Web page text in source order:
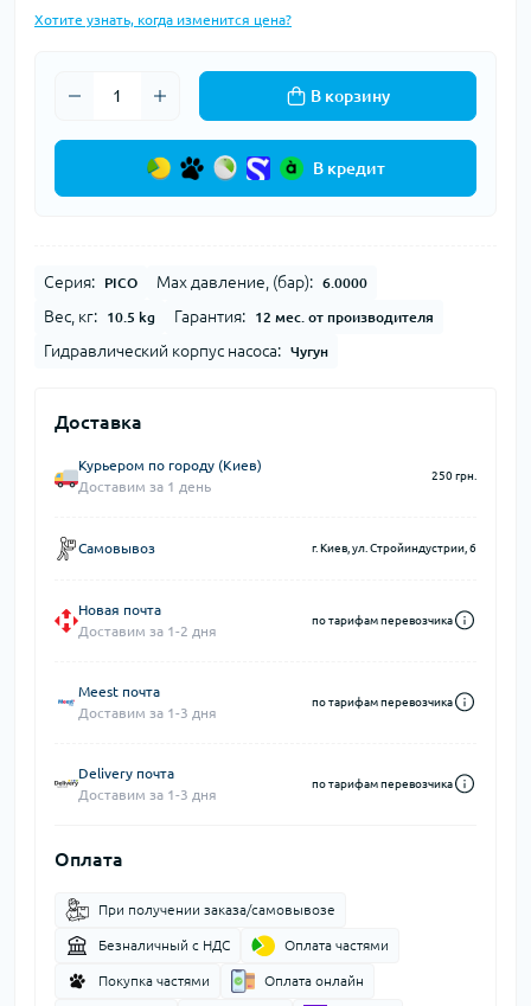
Хотите узнать, когда изменится цена?
В корзину
В кредит
Серия: PICO Max давление, (бар): 6.0000
Вес, кг: 10.5 kg Гарантия: 12 мес. от производителя
Гидравлический корпус насоса: Чугун
Доставка
Курьером по городу (Киев)
Доставим за 1 день
250 грн.
Самовывоз г. Киев, ул. Стройиндустрии, 6
Новая почта
Доставим за 1-2 дня
по тарифам перевозчика
Meest почта
Доставим за 1-3 дня
по тарифам перевозчика
Delivery почта
Доставим за 1-3 дня
по тарифам перевозчика
Оплата
При получении заказа/самовывозе
Безналичный с НДС Оплата частями
Покупка частями Оплата онлайн